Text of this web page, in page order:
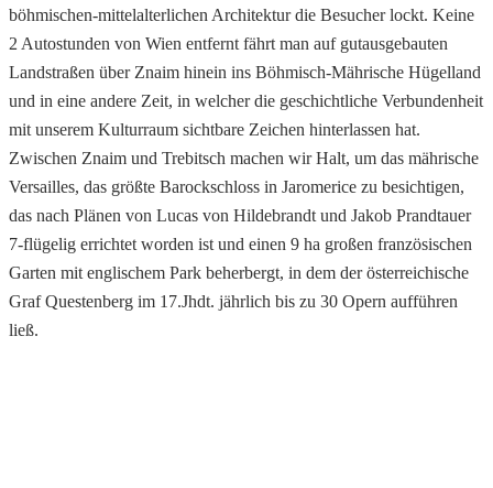
böhmischen-mittelalterlichen Architektur die Besucher lockt. Keine
2 Autostunden von Wien entfernt fährt man auf gutausgebauten
Landstraßen über Znaim hinein ins Böhmisch-Mährische Hügelland
und in eine andere Zeit, in welcher die geschichtliche Verbundenheit
mit unserem Kulturraum sichtbare Zeichen hinterlassen hat.
Zwischen Znaim und Trebitsch machen wir Halt, um das mährische
Versailles, das größte Barockschloss in Jaromerice zu besichtigen,
das nach Plänen von Lucas von Hildebrandt und Jakob Prandtauer
7-flügelig errichtet worden ist und einen 9 ha großen französischen
Garten mit englischem Park beherbergt, in dem der österreichische
Graf Questenberg im 17.Jhdt. jährlich bis zu 30 Opern aufführen
ließ.